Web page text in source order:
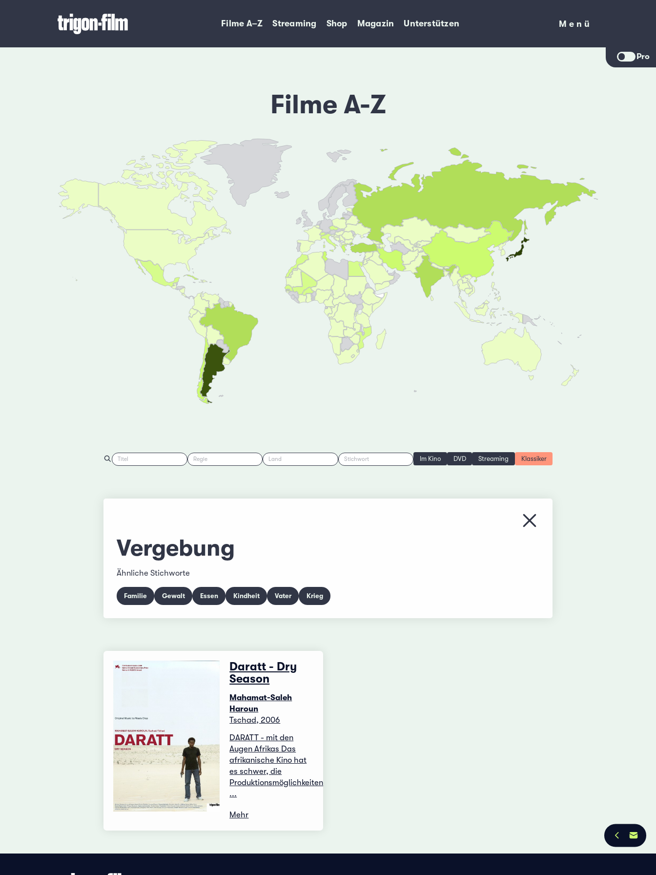
Filme A–Z Streaming Shop Magazin Unterstützen
Menü
Menü
Pro
Filme A-Z
Titel Regie Land Stichwort Im Kino DVD Streaming Klassiker
Menü schliessen
Vergebung
Ähnliche Stichworte
Familie Gewalt Essen Kindheit Vater Krieg
Daratt - Dry
Season
Mahamat-Saleh
Haroun
Tschad, 2006
DARATT - mit den
Augen Afrikas Das
afrikanische Kino hat
es schwer, die
Produktionsmöglichkeiten
...
Mehr